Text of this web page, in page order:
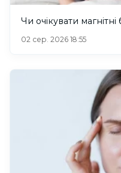
Чи очікувати
02 сер. 2026 18:55